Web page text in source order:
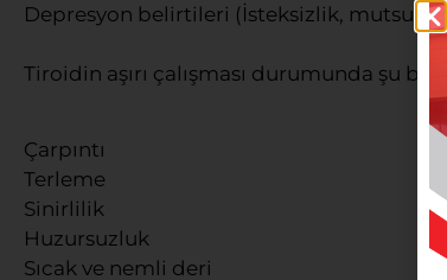
Depresyon belirtileri (İsteksizlik,
Tiroidin aşırı çalışması durumunda şu
Çarpıntı
Terleme
Sinirlilik
Huzursuzluk
Sıcak ve nemli deri